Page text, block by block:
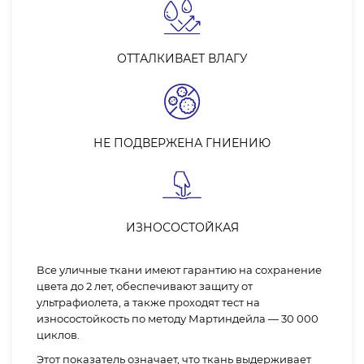
Обладает высоким уровнем защиты от
специальными водоотталкивающими и
пылеотталкивающими веществами.
Заказать можно другие виды уличных штор для
Рулонные шторы – использована специальная
Рассеивают солнечный свет и защищают от
Тканевые занавески (уличные занавески) – состоят
из разнообразного количества тканей (обычно
используются легкие ткани). Среди них: лен, тюль.
Блэкаут – ткань, которая имеет наиболее высокий
уровень защиты от пропускания солнечного света.
ОТТАЛКИВАЕТ ВЛАГУ
НЕ ПОДВЕРЖЕНА ГНИЕНИЮ
ИЗНОСОСТОЙКАЯ
Все уличные ткани имеют гарантию на сохранение
цвета до 2 лет, обеспечивают защиту от
ультрафиолета, а также проходят тест на
износостойкость по методу Мартиндейла — 30 000
циклов.
Этот показатель означает, что ткань выдерживает